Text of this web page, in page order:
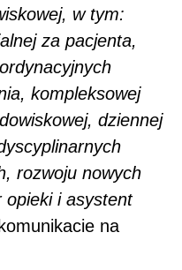
w tym:
za pacjenta,
kompleksowej
dziennej
rozwoju nowych
opieki i asystent
na